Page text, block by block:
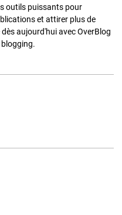
outils puissants pour
et attirer plus de
aujourd'hui avec OverBlog